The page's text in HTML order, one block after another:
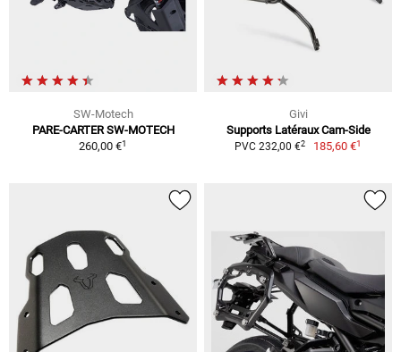
SW-Motech
PARE-CARTER SW-MOTECH
260,00 €1
Givi
Supports Latéraux Cam-Side
PVC 232,00 €2 185,60 €1